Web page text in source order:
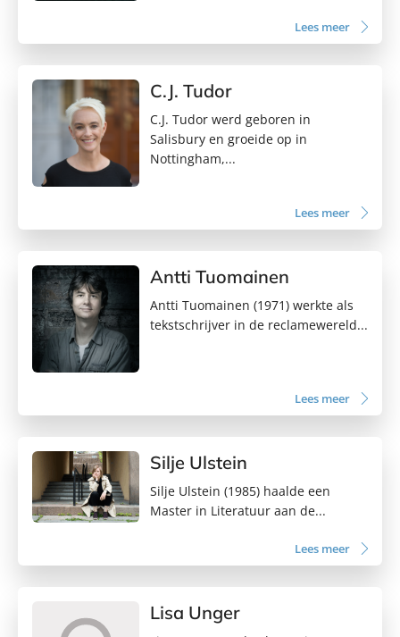
Lees meer
C.J. Tudor
C.J. Tudor werd geboren in
Salisbury en groeide op in
Nottingham,...
Lees meer
Antti Tuomainen
Antti Tuomainen (1971) werkte als
tekstschrijver in de reclamewereld...
Lees meer
Silje Ulstein
Silje Ulstein (1985) haalde een
Master in Literatuur aan de...
Lees meer
Lisa Unger